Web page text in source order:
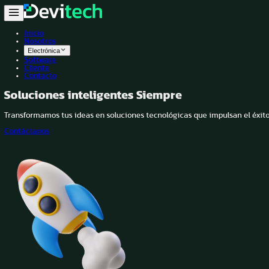
Inicio
Nosotros
Electrónica
Software
Cliente
Contacto
Soluciones inteligentes Siempre
Transformamos tus ideas en soluciones tecnológicas que impulsan el
Contáctanos